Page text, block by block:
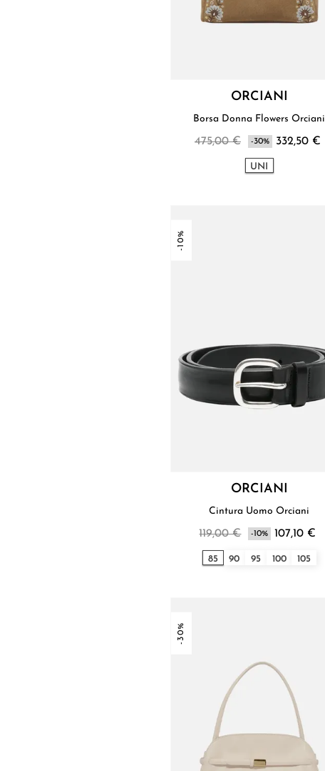
ORCIANI
Borsa Donna Flowers Orciani
475,00 € -30% 332,50 €
UNI
-10%
ORCIANI
Cintura Uomo Orciani
119,00 € -10% 107,10 €
85 90 95 100 105
-30%